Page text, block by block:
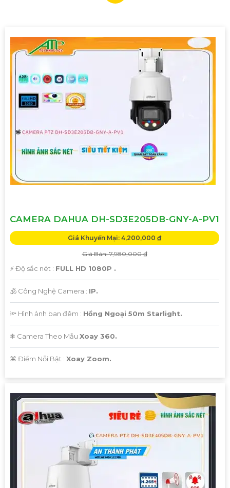
lượng hình ảnh và độ tin cậy. Với độ phân giải sắc nét, hỗ trợ
nhiều chức năng thông minh, đây là lựa chọn hoàn hảo
cho dự án của bạn.
Giá cả phải chăng: Dù là sản phẩm chất lượng chuyên
nghiệp nhưng Camera Dahua chính hãng vẫn có mức giá
vô cùng hấp dẫn, phù hợp với ngân sách của dự án.
3:Thiết kế hiện đại và đa dạng: Camera Dahua cung cấp
các mẫu thiết kế đa dạng, từ dạng bán cầu cho đến dạng
hồng ngoại, giúp bạn lựa chọn phù hợp với các phân khúc
và yêu cầu cụ thể.
#### Liên hệ để biết thêm thông tin chi tiết và đặt hàng:Để
chỉ email]
Hy vọng mô tả trên sẽ giúp bạn có thêm thông tin về
Camera Dahua chính hãng và quyết định cho dự án của
mình. Nếu cần thêm hỗ trợ, bạn có thể cho biết thêm chi
tiết để được tư vấn cụ thể hơn.
CAMERA DAHUA DH-SD3E205DB-GNY-A-PV1
Giá Khuyến Mại: 4,200,000 ₫
Giá Bán: 7,980,000 ₫
️⚡ Độ sắc nét : FULL HD 1080P .
🕉️ Công Nghệ Camera : IP.
🔦 Hình ảnh ban đêm : Hồng Ngoại 50m Starlight.
❄ Camera Theo Mẫu Xoay 360.
️⌘ Điểm Nỗi Bật : Xoay Zoom.